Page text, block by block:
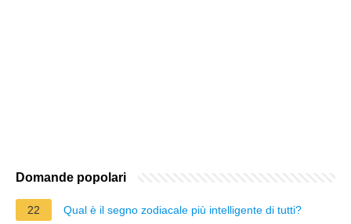
Domande popolari
22 Qual è il segno zodiacale più intelligente di tutti?